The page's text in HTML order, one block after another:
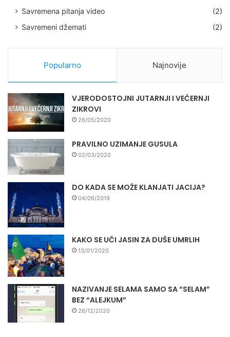
Savremena pitanja video
(2)
Savremeni džemati
(2)
Popularno Najnovije
VJERODOSTOJNI JUTARNJI I VEČERNJI
ZIKROVI
26/05/2020
PRAVILNO UZIMANJE GUSULA
02/03/2020
DO KADA SE MOŽE KLANJATI JACIJA?
04/06/2019
KAKO SE UČI JASIN ZA DUŠE UMRLIH
13/01/2020
NAZIVANJE SELAMA SAMO SA “SELAM”
BEZ “ALEJKUM”
26/12/2020